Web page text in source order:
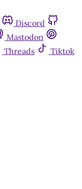
Discord
Mastodon
Threads
Tiktok